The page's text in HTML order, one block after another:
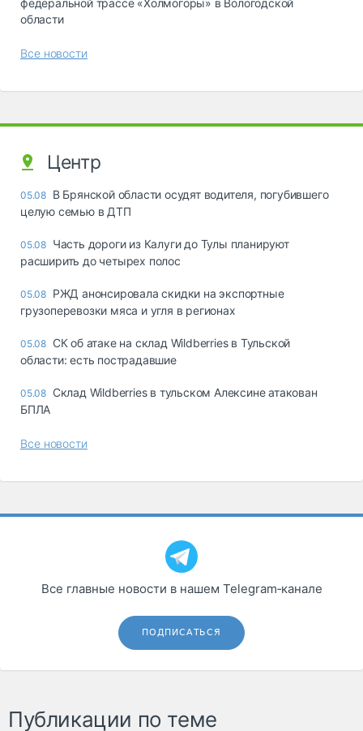
федеральной трассе «Холмогоры» в Вологодской
области
Все новости
Центр
05.08 В Брянской области осудят водителя, погубившего
целую семью в ДТП
05.08 Часть дороги из Калуги до Тулы планируют
расширить до четырех полос
05.08 РЖД анонсировала скидки на экспортные
грузоперевозки мяса и угля в регионах
05.08 СК об атаке на склад Wildberries в Тульской
области: есть пострадавшие
05.08 Склад Wildberries в тульском Алексине атакован
БПЛА
Все новости
Все главные новости в нашем Telegram‑канале
ПОДПИСАТЬСЯ
Публикации по теме